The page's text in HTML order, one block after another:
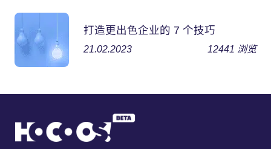
打造更出色企业的 7 个技巧
21.02.2023 12441 浏览